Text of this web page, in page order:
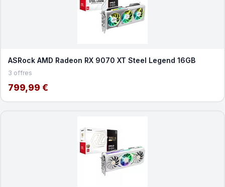
ASRock AMD Radeon RX 9070 XT Steel Legend 16GB
3 offres
799,99 €